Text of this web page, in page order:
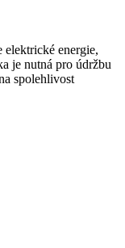
elektrické energie,
je nutná pro údržbu
spolehlivost